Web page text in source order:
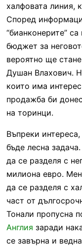
халфовата линия,
Според
“бианконерите”
бюджет за
вероятно ще
Душан Влахович.
които има
продажба би
на торинци.
Въпреки
бъде лесна задача.
да се разделя с
милиона евро.
да се разделя с
част от
Тонали пропусна
Англия заради
се завърна и